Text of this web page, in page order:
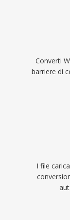
presente
contenuti
archiviate
proprio
inoltre il
modo più
motivo
dove lo
sonori
Converti
barriere di
I file